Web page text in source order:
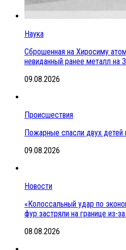
Наука
Сброшенная на Хиросиму
невиданный ранее металл на
09.08.2026
Происшествия
Пожарные спасли двух
09.08.2026
Новости
«Колоссальный удар по
фур застряли на границе из-
08.08.2026